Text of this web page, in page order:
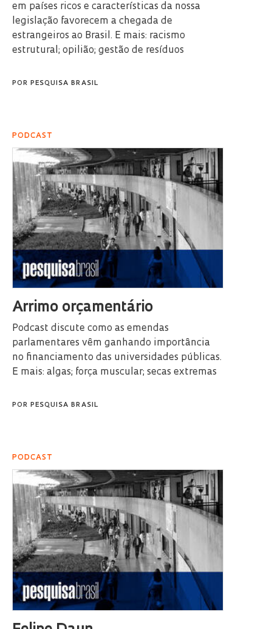
em países ricos e características da nossa
legislação favorecem a chegada de
estrangeiros ao Brasil. E mais: racismo
estrutural; opilião; gestão de resíduos
POR PESQUISA BRASIL
PODCAST
Arrimo orçamentário
Podcast discute como as emendas
parlamentares vêm ganhando importância
no financiamento das universidades públicas.
E mais: algas; força muscular; secas extremas
POR PESQUISA BRASIL
PODCAST